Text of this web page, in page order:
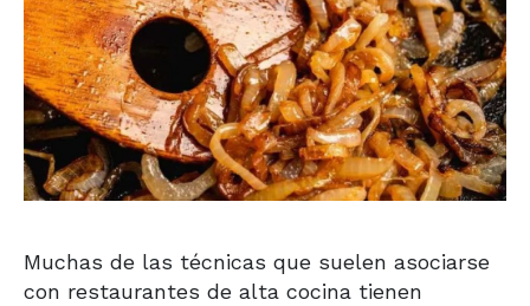
Muchas de las técnicas que suelen asociarse
con restaurantes de alta cocina tienen